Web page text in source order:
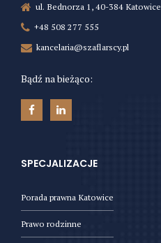
ul. Bednorza 1, 40-384 Katowice
+48 508 277 555
kancelaria@szaflarscy.pl
Bądź na bieżąco:
SPECJALIZACJE
Porada prawna Katowice
Prawo rodzinne